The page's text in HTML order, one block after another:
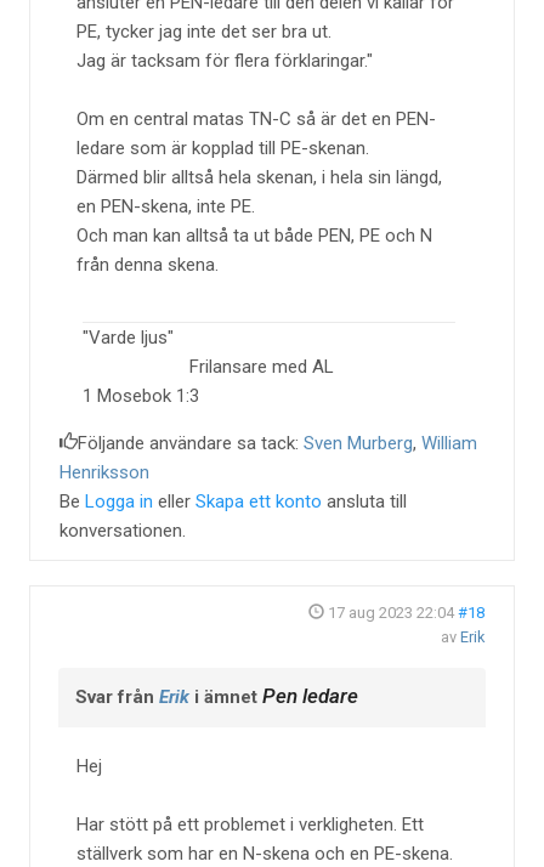
PE, tycker jag inte det ser bra ut.
Jag är tacksam för flera förklaringar.
Om en central matas TN-C så är det en PEN-
ledare som är kopplad till PE-skenan.
Därmed blir alltså hela skenan, i hela sin längd,
en PEN-skena, inte PE.
Och man kan alltså ta ut både PEN, PE och N
från denna skena.
"Varde ljus"
Frilansare med AL
1 Mosebok 1:3
Följande användare sa tack: Sven Murberg, William
Henriksson
Be Logga in eller Skapa ett konto ansluta till
konversationen.
17 aug 2023 22:04 #18
av Erik
Svar från Erik i ämnet Pen ledare
Hej
Har stött på ett problemet i verkligheten. Ett
ställverk som har en N-skena och en PE-skena.